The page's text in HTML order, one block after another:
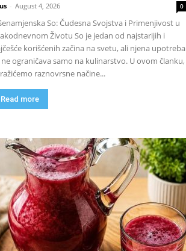
- August 4, 2026 0
So: Čudesna Svojstva i Primenjivost u
Životu So je jedan od najstarijih i
korišćenih začina na svetu, ali njena upotreba
ne ograničava samo na kulinarstvo. U ovom članku,
raznovrsne načine...
Read more